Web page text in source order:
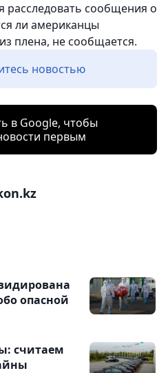
расследовать сообщения о
ли американцы
плена, не сообщается.
новостью
в Google, чтобы
первым
опасной
считаем